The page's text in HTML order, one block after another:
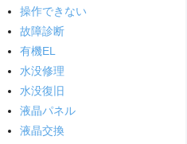
操作できない
故障診断
有機EL
水没修理
水没復旧
液晶パネル
液晶交換